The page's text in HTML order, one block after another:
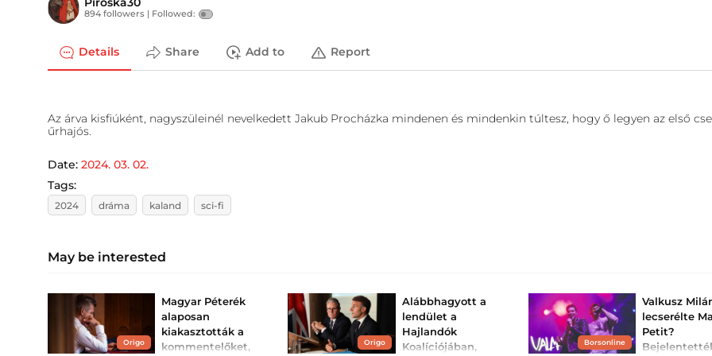
894 followers | Followed:
Details Share Add to Report
Az árva kisfiúként, nagyszüleinél nevelkedett Jakub Procházka mindenen és mindenkin túltesz, hogy ő legyen az első
űrhajós.
Date: 2024. 03. 02.
Tags:
2024 dráma kaland sci-fi
May be interested
Origo
Magyar Péterék
alaposan
kiakasztották a
kommentelőket,
Origo
Alábbhagyott a
lendület a
Hajlandók
Koalíciójában,
Borsonline
Valkusz
lecserélte
Petit?